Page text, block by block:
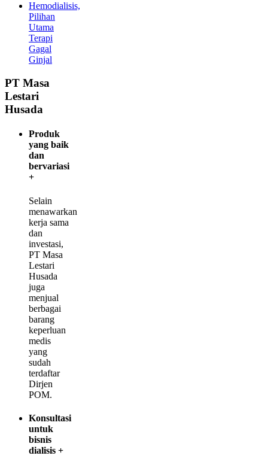
Hemodialisis,
Pilihan
Utama
Terapi
Gagal
Ginjal
PT Masa
Lestari
Husada
Produk
yang baik
dan
bervariasi
+
Selain
menawarkan
kerja sama
dan
investasi,
PT Masa
Lestari
Husada
juga
menjual
berbagai
barang
keperluan
medis
yang
sudah
terdaftar
Dirjen
POM.
Konsultasi
untuk
bisnis
dialisis +